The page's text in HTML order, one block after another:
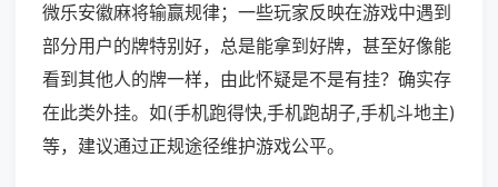
微乐安徽麻将输赢规律；一些玩家反映在游戏中遇到
部分用户的牌特别好，总是能拿到好牌，甚至好像能
看到其他人的牌一样，由此怀疑是不是有挂？确实存
在此类外挂。如(手机跑得快,手机跑胡子,手机斗地主)
等，建议通过正规途径维护游戏公平。